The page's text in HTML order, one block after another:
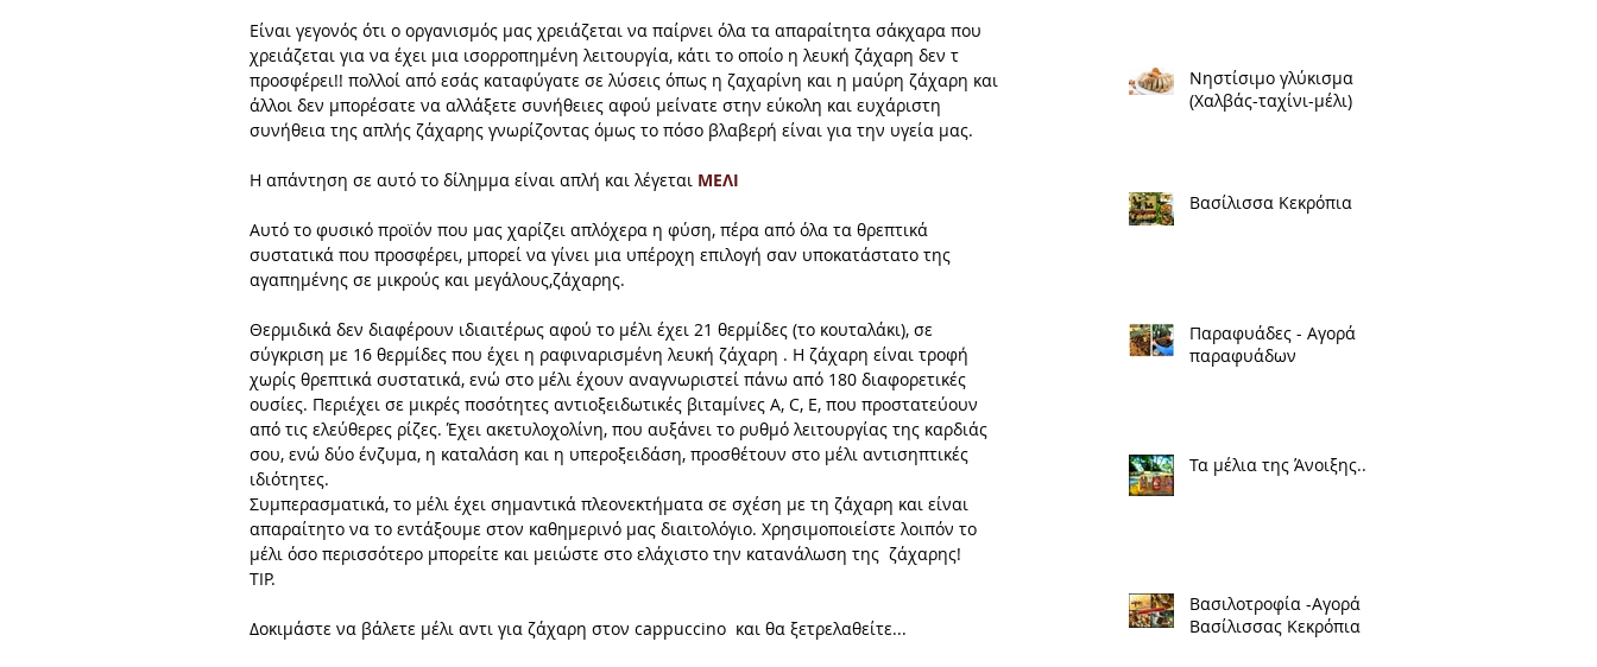
Είναι γεγονός ότι ο οργανισμός μας χρειάζεται να παίρνει όλα τα απαραίτητα σάκχαρα που
χρειάζεται για να έχει μια ισορροπημένη λειτουργία, κάτι το οποίο η λευκή ζάχαρη δεν τ
προσφέρει!! πολλoί από εσάς καταφύγατε σε λύσεις όπως η ζαχαρίνη και η μαύρη ζάχαρη και
άλλοι δεν μπορέσατε να αλλάξετε συνήθειες αφού μείνατε στην εύκολη και ευχάριστη
συνήθεια της απλής ζάχαρης γνωρίζοντας όμως το πόσο βλαβερή είναι για την υγεία μας.
Η απάντηση σε αυτό το δίλημμα είναι απλή και λέγεται ΜΕΛΙ
Αυτό το φυσικό προϊόν που μας χαρίζει απλόχερα η φύση, πέρα από όλα τα θρεπτικά
συστατικά που προσφέρει, μπορεί να γίνει μια υπέροχη επιλογή σαν υποκατάστατο της
αγαπημένης σε μικρούς και μεγάλους,ζάχαρης.
Θερμιδικά δεν διαφέρουν ιδιαιτέρως αφού το μέλι έχει 21 θερμίδες (το κουταλάκι), σε
σύγκριση με 16 θερμίδες που έχει η ραφιναρισμένη λευκή ζάχαρη . Η ζάχαρη είναι τροφή
χωρίς θρεπτικά συστατικά, ενώ στο μέλι έχουν αναγνωριστεί πάνω από 180 διαφορετικές
ουσίες. Περιέχει σε μικρές ποσότητες αντιοξειδωτικές βιταμίνες Α, C, Ε, που προστατεύουν
από τις ελεύθερες ρίζες. Έχει ακετυλοχολίνη, που αυξάνει το ρυθμό λειτουργίας της καρδιάς
σου, ενώ δύο ένζυμα, η καταλάση και η υπεροξειδάση, προσθέτουν στο μέλι αντισηπτικές
ιδιότητες.
Συμπερασματικά, το μέλι έχει σημαντικά πλεονεκτήματα σε σχέση με τη ζάχαρη και είναι
απαραίτητο να το εντάξουμε στον καθημερινό μας διαιτολόγιο. Χρησιμοποιείστε λοιπόν το
μέλι όσο περισσότερο μπορείτε και μειώστε στο ελάχιστο την κατανάλωση της  ζάχαρης!
ΤΙP.
Δοκιμάστε να βάλετε μέλι αντι για ζάχαρη στον cappuccino  και θα ξετρελαθείτε...
Νηστίσιμο γλύκισμα
(Χαλβάς-ταχίνι-μέλι)
Βασίλισσα Κεκρόπια
Παραφυάδες - Αγορά
παραφυάδων
Τα μέλια της Άνοιξης..
Βασιλοτροφία -Αγορά
Βασίλισσας Κεκρόπια